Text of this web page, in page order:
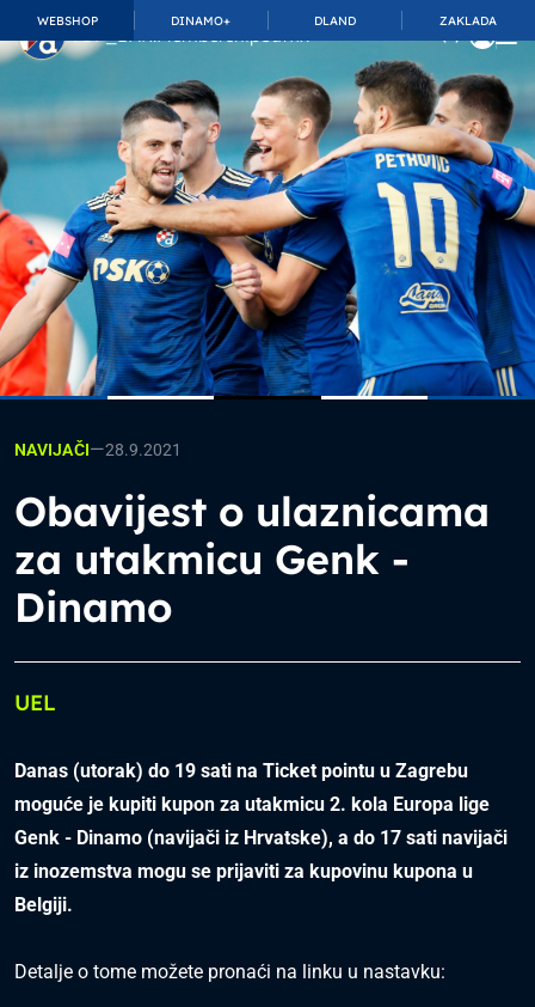
WEBSHOP DINAMO+ DLAND ZAKLADA
TOP_BAR.MembershipSuffix
NAVIJAČI—28.9.2021
Obavijest o ulaznicama
za utakmicu Genk -
Dinamo
UEL
Danas (utorak) do 19 sati na Ticket pointu u Zagrebu
moguće je kupiti kupon za utakmicu 2. kola Europa lige
Genk - Dinamo (navijači iz Hrvatske), a do 17 sati navijači
iz inozemstva mogu se prijaviti za kupovinu kupona u
Belgiji.
Detalje o tome možete pronaći na linku u nastavku: